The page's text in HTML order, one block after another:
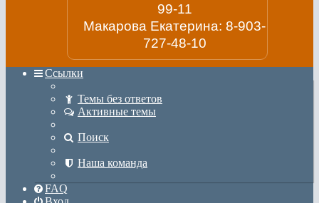
99-11
Макарова Екатерина: 8-903-
727-48-10
Ссылки
Темы без ответов
Активные темы
Поиск
Наша команда
FAQ